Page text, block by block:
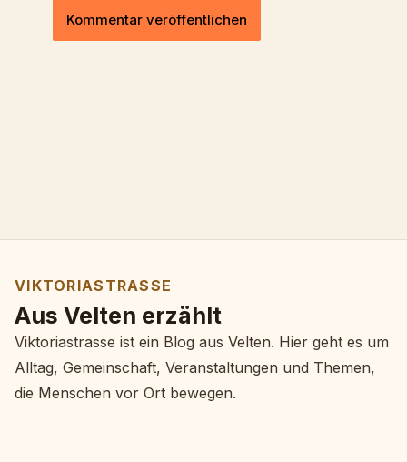
VIKTORIASTRASSE
Aus Velten erzählt
Viktoriastrasse ist ein Blog aus Velten. Hier geht es um
Alltag, Gemeinschaft, Veranstaltungen und Themen,
die Menschen vor Ort bewegen.